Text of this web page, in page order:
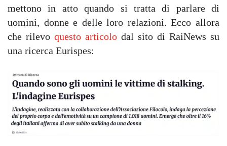
mettono in atto quando si tratta di parlare di
uomini, donne e delle loro relazioni. Ecco allora
che rilevo questo articolo dal sito di RaiNews su
una ricerca Eurispes: